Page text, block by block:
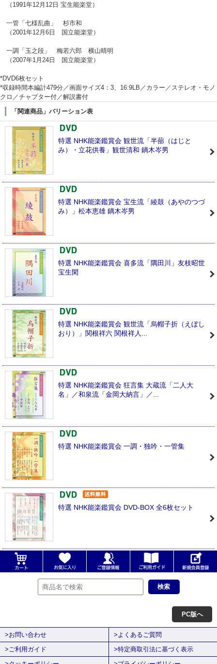
（1991年12月12日 宝生能楽堂）
一管「七様乱曲」 杉市和
（2001年12月6日 国立能楽堂）
一調「玉之段」 梅若六郎 横山晴明
（2007年1月24日 国立能楽堂）
*DVD6枚セット
*収録時間本編計479分／画面サイズ4：3、16:9LB／カラー／ステレオ・モノ
クロ／チャプター付／解説書付
「関連商品」バリーション表
特選 NHK能楽鑑賞会 観世流「半蔀（はじと
み）・立花供養」観世清和 鏑木岑男
特選 NHK能楽鑑賞会 宝生流「綾鼓（あやのつづ
み）」松本恵雄 鏑木岑男
特選 NHK能楽鑑賞会 喜多流「隅田川」友枝昭世
宝生閑
特選 NHK能楽鑑賞会 観世流「烏帽子折（えぼし
おり）」関根祥六 関根祥人...
特選 NHK能楽鑑賞会 狂言集 大蔵流「二人大
名」／和泉流「金岡大納言」／...
特選 NHK能楽鑑賞会 一調・独吟・一管集
特選 NHK能楽鑑賞会 DVD-BOX 全6枚セット
PC版へ
>お問い合わせ
>よくあるご質問
>ご利用ガイド
>特定商取引法に基づく表示